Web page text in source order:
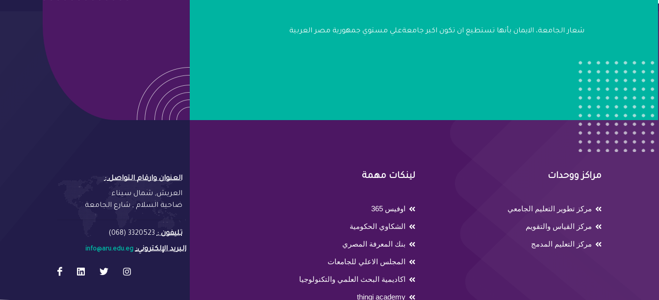
شعار الجامعة، الايمان بأنها تستطيع ان تكون اكبر جامعةعلي مستوي جمهورية مصر العربية
: العنوان وارقام التواصل
العريش, شمال سيناء
ضاحية السلام , شارع الجامعة
تليفون :3320523 (068)
info@aru.edu.eg :البريد الإلكتروني
لينكات مهمة
اوفيس 365
الشكاوي الحكومية
بنك المعرفة المصري
المجلس الاعلي للجامعات
اكاديمية البحث العلمي والتكنولوجيا
thinqi academy
مراكز ووحدات
مركز تطوير التعليم الجامعي
مركز القياس والتقويم
مركز التعليم المدمج